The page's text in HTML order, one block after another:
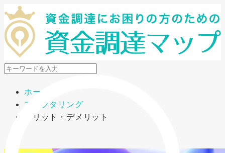
メニューを開閉
ホーム
ファクタリング
メリット・デメリット